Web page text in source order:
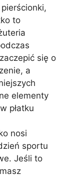
to
się o
a
elementy
płatku
nosi
sportu
Jeśli to